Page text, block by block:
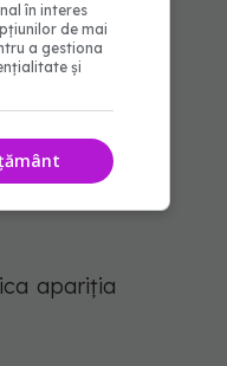
deloc
doar să
le să
apariția
în interes
de mai
a gestiona
și